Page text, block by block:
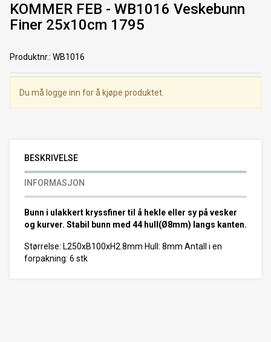
KOMMER FEB - WB1016 Veskebunn
Finer 25x10cm 1795
Produktnr.: WB1016
Du må logge inn for å kjøpe produktet.
BESKRIVELSE
INFORMASJON
Bunn i ulakkert kryssfiner til å hekle eller sy på vesker
og kurver. Stabil bunn med 44 hull(Ø8mm) langs kanten.
Størrelse: L250xB100xH2.8mm Hull: 8mm Antall i en
forpakning: 6 stk